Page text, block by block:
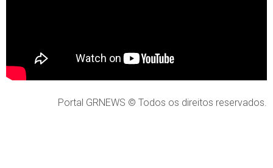
Portal GRNEWS © Todos os direitos reservados.